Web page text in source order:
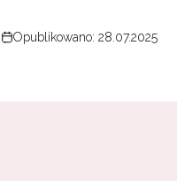
Opublikowano: 28.07.2025